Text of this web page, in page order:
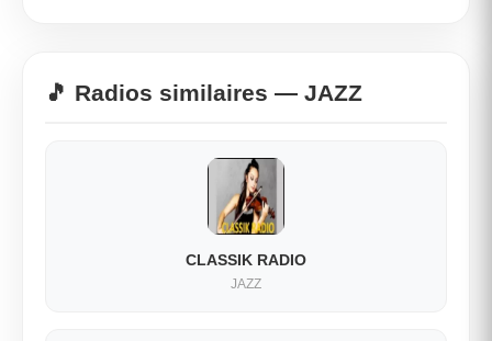
🎵 Radios similaires — JAZZ
CLASSIK RADIO
JAZZ